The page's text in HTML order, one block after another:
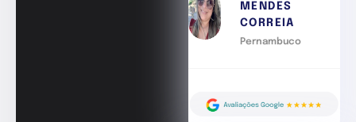
MENDES
CORREIA
Pernambuco